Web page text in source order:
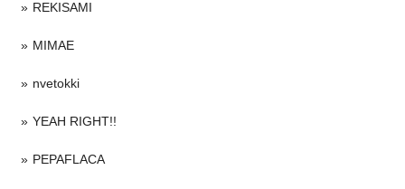
REKISAMI
MIMAE
nvetokki
YEAH RIGHT!!
PEPAFLACA